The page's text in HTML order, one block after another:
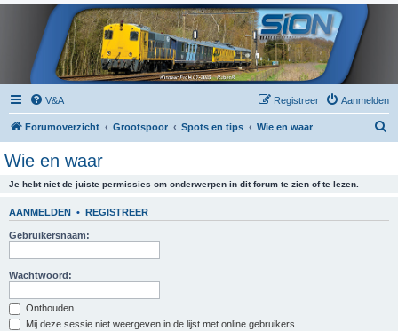
V&A Aanmelden
Registreer
Forumoverzicht Grootspoor Spots en tips Wie en waar
Wie en waar
Je hebt niet de juiste permissies om onderwerpen in dit forum te zien of te lezen.
AANMELDEN • REGISTREER
Gebruikersnaam:
Wachtwoord:
Onthouden
Mij deze sessie niet weergeven in de lijst met online gebruikers